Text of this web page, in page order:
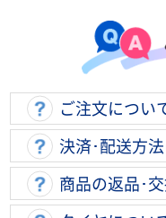
ご注文につい
決済･配送方
商品の返品･